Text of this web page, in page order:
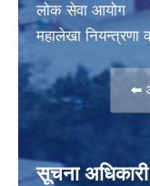
लाेक सेवा आयोग
महालेखा नियन्त्रणा
⬅️
सूचना अधिकारी